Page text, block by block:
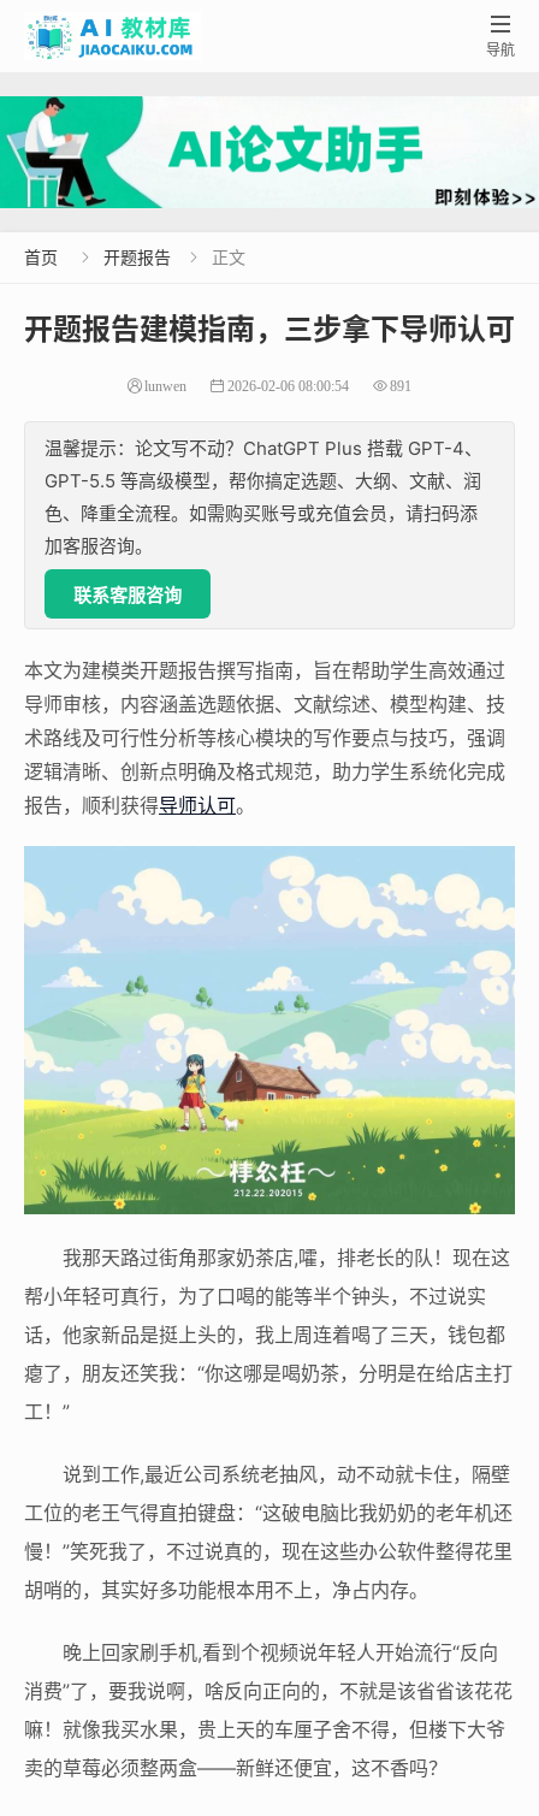

导航
首页  开题报告  正文
开题报告建模指南，三步拿下导师认可
lunwen 2026-02-06 08:00:54 891
温馨提示：论文写不动？ChatGPT Plus 搭载 GPT-4、
GPT-5.5 等高级模型，帮你搞定选题、大纲、文献、润
色、降重全流程。如需购买账号或充值会员，请扫码添
加客服咨询。
联系客服咨询
本文为建模类开题报告撰写指南，旨在帮助学生高效通过
导师审核，内容涵盖选题依据、文献综述、模型构建、技
术路线及可行性分析等核心模块的写作要点与技巧，强调
逻辑清晰、创新点明确及格式规范，助力学生系统化完成
报告，顺利获得导师认可。
我那天路过街角那家奶茶店,嚯，排老长的队！现在这
帮小年轻可真行，为了口喝的能等半个钟头，不过说实
话，他家新品是挺上头的，我上周连着喝了三天，钱包都
瘪了，朋友还笑我：“你这哪是喝奶茶，分明是在给店主打
工！”
说到工作,最近公司系统老抽风，动不动就卡住，隔壁
工位的老王气得直拍键盘：“这破电脑比我奶奶的老年机还
慢！”笑死我了，不过说真的，现在这些办公软件整得花里
胡哨的，其实好多功能根本用不上，净占内存。
晚上回家刷手机,看到个视频说年轻人开始流行“反向
消费”了，要我说啊，啥反向正向的，不就是该省省该花花
嘛！就像我买水果，贵上天的车厘子舍不得，但楼下大爷
卖的草莓必须整两盒——新鲜还便宜，这不香吗？